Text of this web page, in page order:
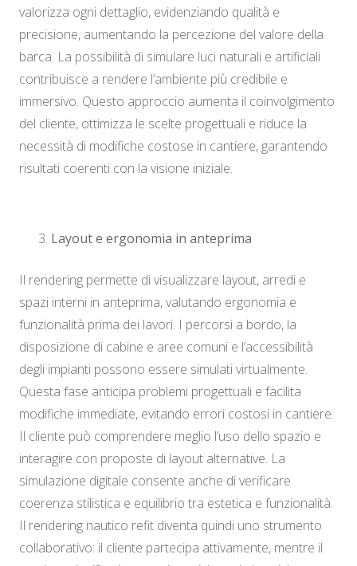
valorizza ogni dettaglio, evidenziando qualità e
precisione, aumentando la percezione del valore della
barca. La possibilità di simulare luci naturali e artificiali
contribuisce a rendere l’ambiente più credibile e
immersivo. Questo approccio aumenta il coinvolgimento
del cliente, ottimizza le scelte progettuali e riduce la
necessità di modifiche costose in cantiere, garantendo
risultati coerenti con la visione iniziale.
Layout e ergonomia in anteprima
Il rendering permette di visualizzare layout, arredi e
spazi interni in anteprima, valutando ergonomia e
funzionalità prima dei lavori. I percorsi a bordo, la
disposizione di cabine e aree comuni e l’accessibilità
degli impianti possono essere simulati virtualmente.
Questa fase anticipa problemi progettuali e facilita
modifiche immediate, evitando errori costosi in cantiere.
Il cliente può comprendere meglio l’uso dello spazio e
interagire con proposte di layout alternative. La
simulazione digitale consente anche di verificare
coerenza stilistica e equilibrio tra estetica e funzionalità.
Il rendering nautico refit diventa quindi uno strumento
collaborativo: il cliente partecipa attivamente, mentre il